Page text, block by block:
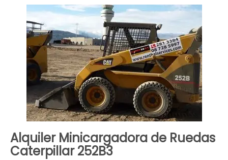
Alquiler Minicargadora de Ruedas
Caterpillar 252B3